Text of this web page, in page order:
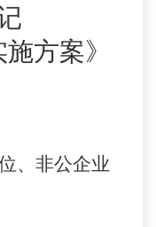
方案》
、非公企业